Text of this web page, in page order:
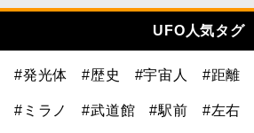
UFO人気タグ
#発光体 #歴史 #宇宙人 #距離
#ミラノ #武道館 #駅前 #左右